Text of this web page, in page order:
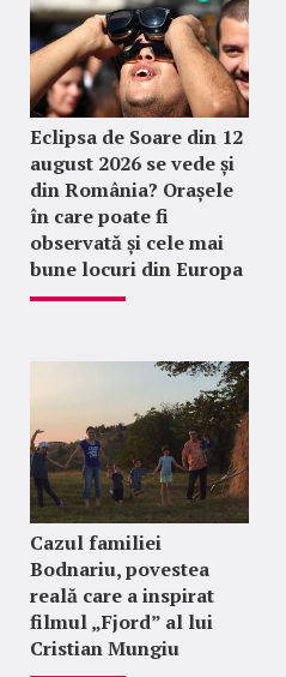
Eclipsa de Soare din 12
august 2026 se vede și
din România? Orașele
în care poate fi
observată și cele mai
bune locuri din Europa
Cazul familiei
Bodnariu, povestea
reală care a inspirat
filmul „Fjord” al lui
Cristian Mungiu